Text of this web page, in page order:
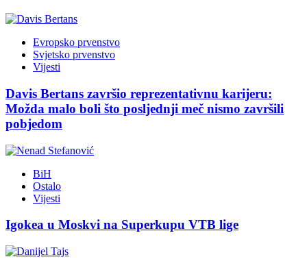
Evropsko prvenstvo
Svjetsko prvenstvo
Vijesti
Davis Bertans završio reprezentativnu karijeru:
Možda malo boli što posljednji meč nismo završili
pobjedom
BiH
Ostalo
Vijesti
Igokea u Moskvi na Superkupu VTB lige